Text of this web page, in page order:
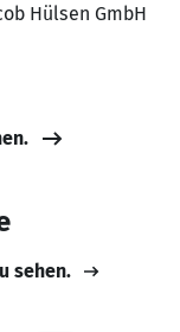
Hülsen GmbH
sehen.